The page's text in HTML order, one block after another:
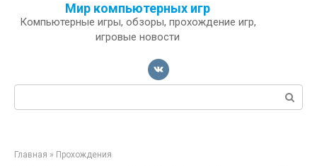
Мир компьютерных игр
Компьютерные игры, обзоры, прохождение игр,
игровые новости
Поиск:
Главная » Прохождения